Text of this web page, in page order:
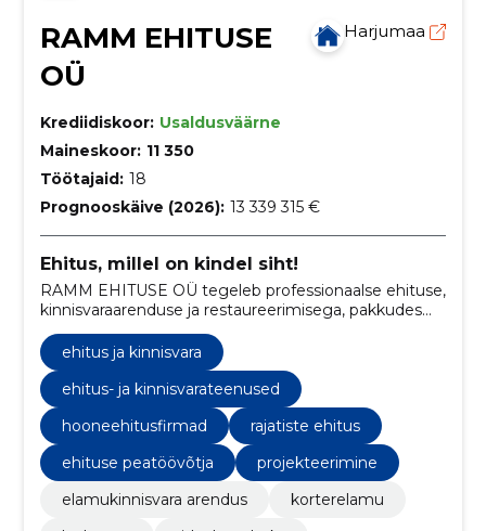
RAMM EHITUSE
OÜ
Harjumaa
Krediidiskoor: Usaldusväärne
Maineskoor: 11 350
Töötajaid: 18
Prognooskäive (2026): 13 339 315 €
Ehitus, millel on kindel siht!
RAMM EHITUSE OÜ tegeleb professionaalse ehituse,
kinnisvaraarenduse ja restaureerimisega, pakkudes
kaasaegseid lahendusi ja ajaloolise pärandi hoidmist.
ehitus ja kinnisvara
ehitus- ja kinnisvarateenused
hooneehitusfirmad
rajatiste ehitus
ehituse peatöövõtja
projekteerimine
elamukinnisvara arendus
korterelamu